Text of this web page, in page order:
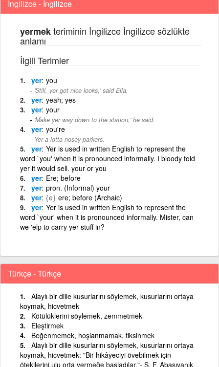
İngilizce - İngilizce
yermekteriminin İngilizce İngilizce sözlükte
anlamı
İlgili Terimler
yer you
'Still, yer got nice looks,' said Ella.
yer yeah; yes
yer your
'Make yer way down to the station,' he said.
yer you're
Yer a lotta nosey parkers.
yer Yer is used in written English to represent the
word `you' when it is pronounced informally. I bloody told
yer it would sell. your or you
yer Ere; before
yer pron. (Informal) your
yer {e} ere; before (Archaic)
yer Yer is used in written English to represent the
word `your' when it is pronounced informally. Mister, can
we 'elp to carry yer stuff in?
Türkçe - Türkçe
Alaylı bir dille kusurlarını söylemek, kusurlarını ortaya
koymak, hicvetmek
Kötülüklerini söylemek, zemmetmek
Eleştirmek
Beğenmemek, hoşlanmamak, tiksinmek
Alaylı bir dille kusurlarını söylemek, kusurlarını ortaya
koymak, hicvetmek: "Bir hikâyeciyi övebilmek için
ötekilerini ulu orta yermeğe başladılar."- S. F. Abasıyanık